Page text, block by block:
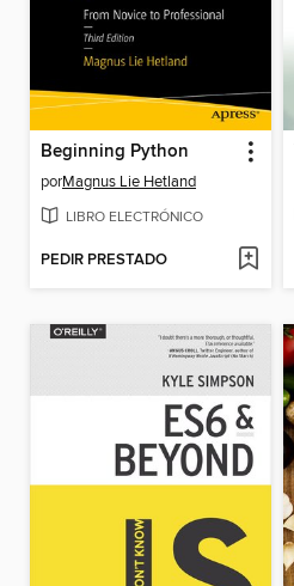
Beginning Python
porMagnus Lie Hetland
LIBRO ELECTRÓNICO
PEDIR PRESTADO